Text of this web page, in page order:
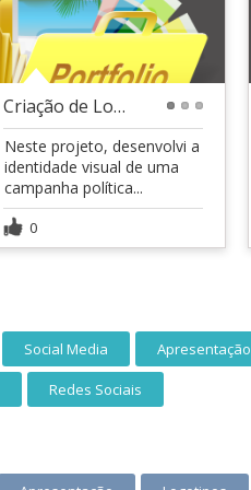
Criação de Logo e Redes Sociais - Política
Neste projeto, desenvolvi a
identidade visual de uma
campanha política...
0
Social Media Apresentação
Redes Sociais